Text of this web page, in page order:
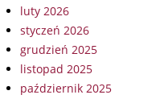
luty 2026
styczeń 2026
grudzień 2025
listopad 2025
październik 2025